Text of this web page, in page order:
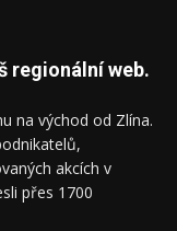
regionální web.
na východ od Zlína.
akcích v
přes 1700